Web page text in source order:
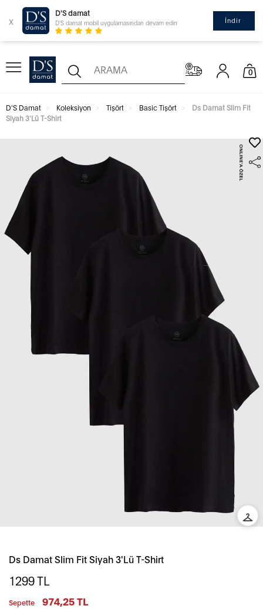
x
D'S damat
D'S damat mobil uygulamasından devam edin İndir
0
D'S Damat Koleksiyon Tişört Basic Tişört
Ds Damat Slim Fit
Siyah 3'Lü T-Shirt
Ds Damat Slim Fit Siyah 3'Lü T-Shirt
1299TL
Sepette 974,25 TL